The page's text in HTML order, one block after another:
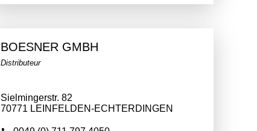
BOESNER GMBH
Distributeur
Sielmingerstr. 82
70771 LEINFELDEN-ECHTERDINGEN